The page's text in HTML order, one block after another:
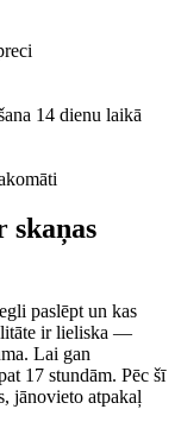
14 dienu laikā
skaņas
paslēpt un kas
ir lieliska —
Lai gan
17 stundām. Pēc šī
jānovieto atpakaļ